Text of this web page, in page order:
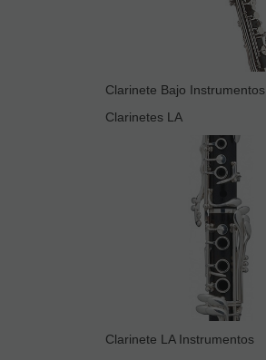
Clarinete Bajo Instrumentos
Clarinetes LA
Clarinete LA Instrumentos